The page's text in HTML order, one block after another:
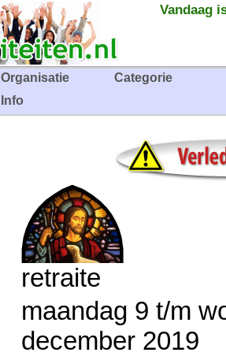
Vandaag
Organisatie
Categorie
Info
retraite
maandag 9 t/m
december